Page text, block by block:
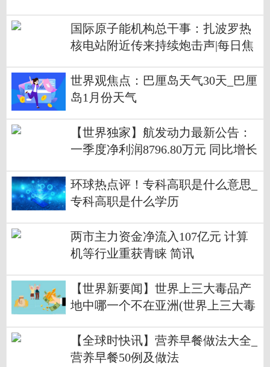
国际原子能机构总干事：扎波罗热
核电站附近传来持续炮击声|每日焦
世界观焦点：巴厘岛天气30天_巴厘
岛1月份天气
【世界独家】航发动力最新公告：
一季度净利润8796.80万元 同比增长
环球热点评！专科高职是什么意思_
专科高职是什么学历
两市主力资金净流入107亿元 计算
机等行业重获青睐 简讯
【世界新要闻】世界上三大毒品产
地中哪一个不在亚洲(世界上三大毒
【全球时快讯】营养早餐做法大全_
营养早餐50例及做法